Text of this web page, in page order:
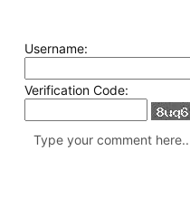
Username:
Verification Code: